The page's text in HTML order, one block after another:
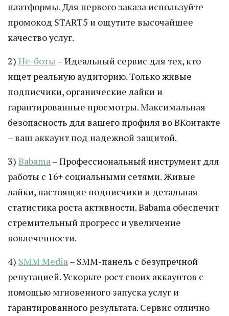
платформы. Для первого заказа используйте
промокод START5 и ощутите высочайшее
качество услуг.
2) Не-боты – Идеальный сервис для тех, кто
ищет реальную аудиторию. Только живые
подписчики, органические лайки и
гарантированные просмотры. Максимальная
безопасность для вашего профиля во ВКонтакте
– ваш аккаунт под надежной защитой.
3) Babama– Профессиональный инструмент для
работы с 16+ социальными сетями. Живые
лайки, настоящие подписчики и детальная
статистика роста активности. Babama обеспечит
стремительный прогресс и увеличение
вовлеченности.
4) SMM Media– SMM-панель с безупречной
репутацией. Ускорьте рост своих аккаунтов с
помощью мгновенного запуска услуг и
гарантированного результата. Сервис отлично